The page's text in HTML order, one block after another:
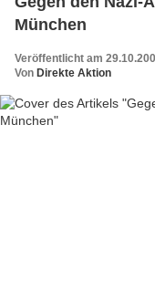
München
Veröffentlicht am
Von Direkte Aktion